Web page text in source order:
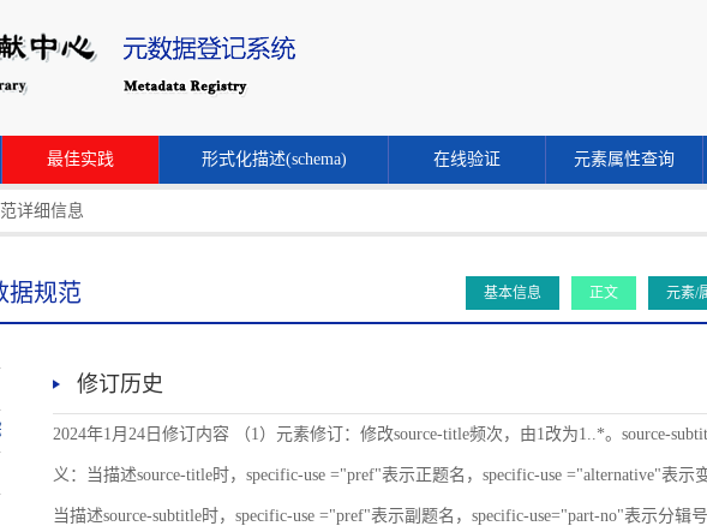
最佳实践 形式化描述(schema) 在线验证 元素属性查询
详细信息
据规范 基本信息 正文 元素/
析
修订历史
2024年1月24日修订内容 （1）元素修订：修改source-title频次，由1改为1..*。source-
义：当描述source-title时，specific-use ="pref"表示正题名，specific-use ="alternative"表示
当描述source-subtitle时，specific-use ="pref"表示副题名，specific-use="part-no"表示分辑